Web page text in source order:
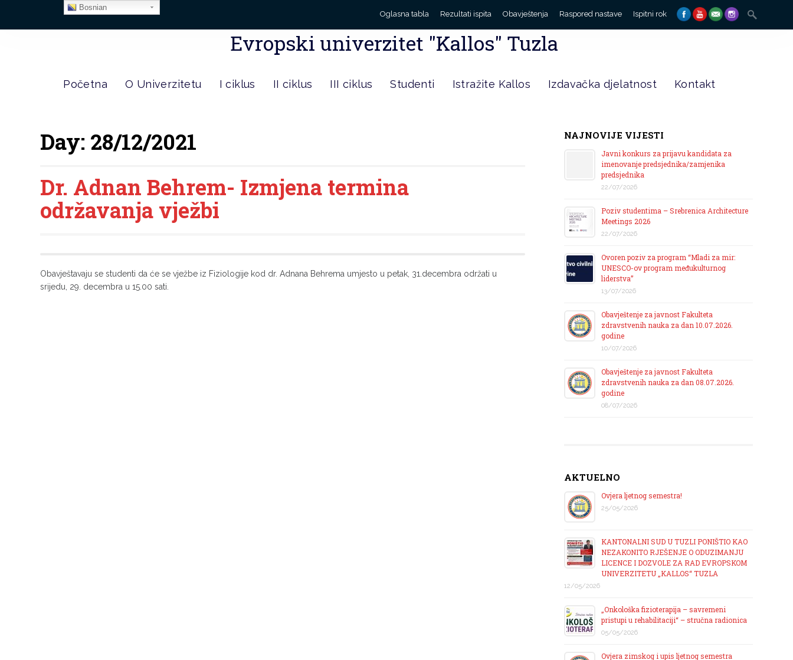
Oglasna tabla Rezultati ispita Obavještenja Raspored nastave Ispitni rok
Search
for:
Evropski univerzitet "Kallos" Tuzla
Početna O Univerzitetu I ciklus II ciklus III ciklus Studenti Istražite Kallos Izdavačka djelatnost Kontakt
Day: 28/12/2021
Dr. Adnan Behrem- Izmjena termina
održavanja vježbi
Obavještavaju se studenti da će se vježbe iz Fiziologije kod dr. Adnana Behrema umjesto u petak, 31.decembra održati u
srijedu, 29. decembra u 15.00 sati.
NAJNOVIJE VIJESTI
Javni konkurs za prijavu kandidata za
imenovanje predsjednika/zamjenika
predsjednika
22/07/2026
Poziv studentima – Srebrenica Architecture
Meetings 2026
22/07/2026
Ovoren poziv za program “Mladi za mir:
UNESCO-ov program međukulturnog
liderstva”
13/07/2026
Obavještenje za javnost Fakulteta
zdravstvenih nauka za dan 10.07.2026.
godine
10/07/2026
Obavještenje za javnost Fakulteta
zdravstvenih nauka za dan 08.07.2026.
godine
08/07/2026
AKTUELNO
Ovjera ljetnog semestra!
25/05/2026
KANTONALNI SUD U TUZLI PONIŠTIO KAO
NEZAKONITO RJEŠENJE O ODUZIMANJU
LICENCE I DOZVOLE ZA RAD EVROPSKOM
UNIVERZITETU „KALLOS“ TUZLA
12/05/2026
„Onkološka fizioterapija – savremeni
pristupi u rehabilitaciji“ – stručna radionica
05/05/2026
Ovjera zimskog i upis ljetnog semestra
Bosnian